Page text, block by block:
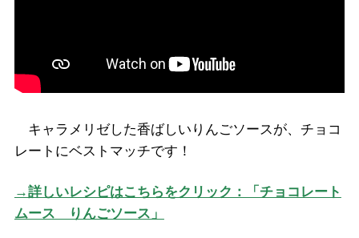
キャラメリゼした香ばしいりんごソースが、チョコ
レートにベストマッチです！
→詳しいレシピはこちらをクリック：「チョコレート
ムース りんごソース」